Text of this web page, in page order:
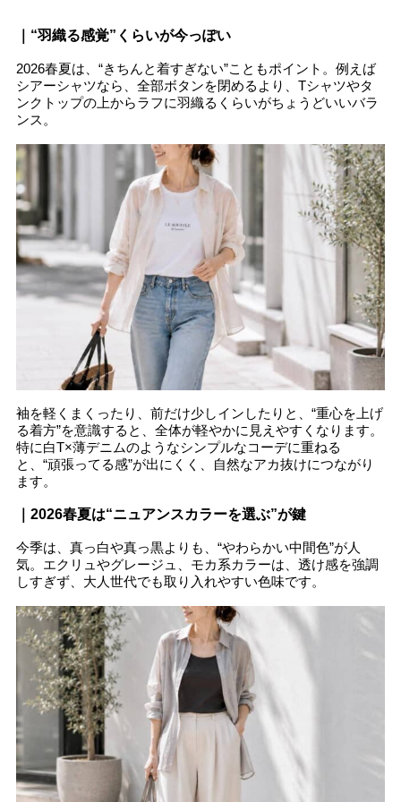
｜“羽織る感覚”くらいが今っぽい
2026春夏は、“きちんと着すぎない”こともポイント。例えば
シアーシャツなら、全部ボタンを閉めるより、Tシャツやタ
ンクトップの上からラフに羽織るくらいがちょうどいいバラ
ンス。
袖を軽くまくったり、前だけ少しインしたりと、“重心を上げ
る着方”を意識すると、全体が軽やかに見えやすくなります。
特に白T×薄デニムのようなシンプルなコーデに重ねる
と、“頑張ってる感”が出にくく、自然なアカ抜けにつながり
ます。
｜2026春夏は“ニュアンスカラーを選ぶ”が鍵
今季は、真っ白や真っ黒よりも、“やわらかい中間色”が人
気。エクリュやグレージュ、モカ系カラーは、透け感を強調
しすぎず、大人世代でも取り入れやすい色味です。